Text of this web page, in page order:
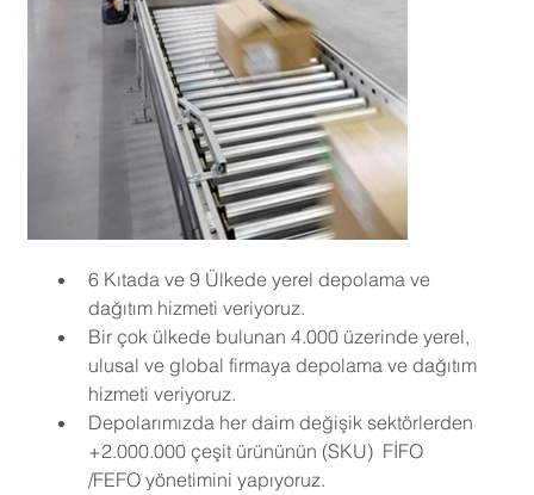
6 Kıtada ve 9 Ülkede yerel depolama ve
dağıtım hizmeti veriyoruz.
Bir çok ülkede bulunan 4.000 üzerinde yerel,
ulusal ve global firmaya depolama ve dağıtım
hizmeti veriyoruz.
Depolarımızda her daim değişik sektörlerden
+2.000.000 çeşit ürününün (SKU)  FİFO
/FEFO yönetimini yapıyoruz.